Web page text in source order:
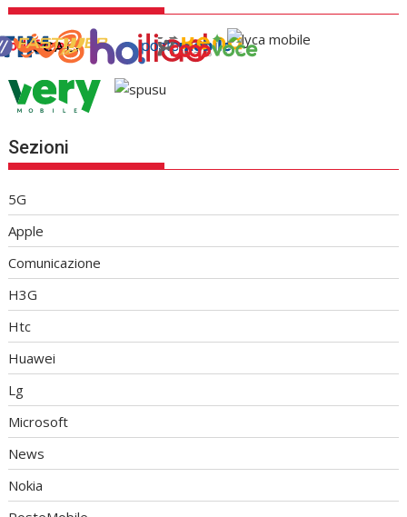
Sezioni
5G
Apple
Comunicazione
H3G
Htc
Huawei
Lg
Microsoft
News
Nokia